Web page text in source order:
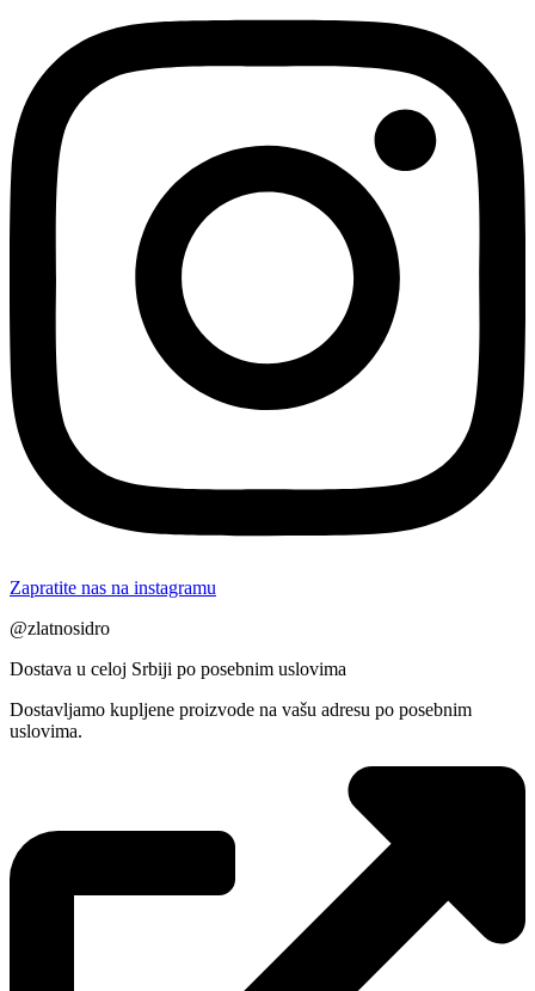
Zapratite nas na instagramu
@zlatnosidro
Dostava u celoj Srbiji po posebnim uslovima
Dostavljamo kupljene proizvode na vašu adresu po posebnim
uslovima.